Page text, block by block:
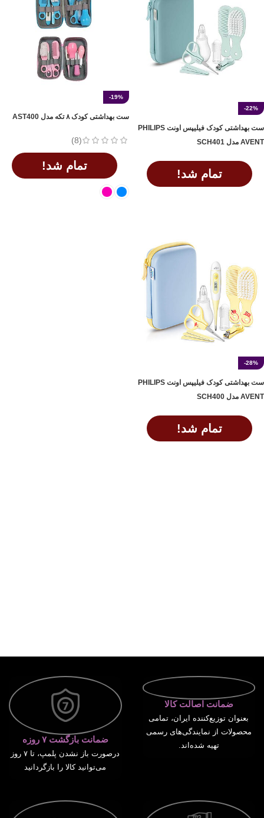
-22%
ست بهداشتی کودک فیلیپس اونت PHILIPS
AVENT مدل SCH401
تمام شد!
-19%
ست بهداشتی کودک ۸ تکه مدل AST400
(8)
تمام شد!
-28%
ست بهداشتی کودک فیلیپس اونت PHILIPS
AVENT مدل SCH400
تمام شد!
ضمانت اصالت کالا
بعنوان توزیع‌کننده ایران، تمامی
محصولات از نمایندگی‌های رسمی
تهیه شده‌اند.
ضمانت بازگشت ۷ روزه
درصورت باز نشدن پلمپ، تا ۷ روز
می‌توانید کالا را بازگردانید